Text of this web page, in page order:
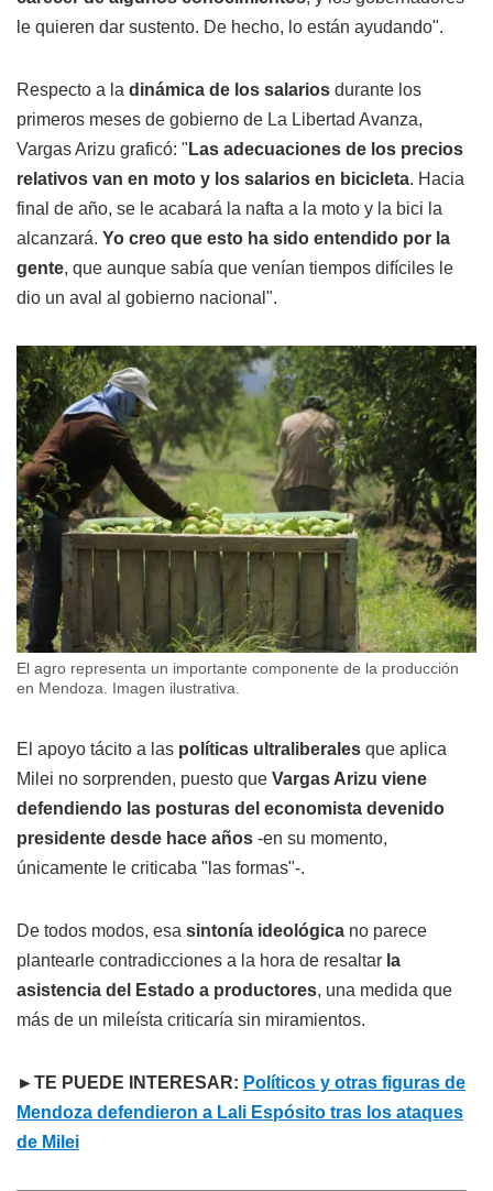
le quieren dar sustento. De hecho, lo están ayudando".
Respecto a la dinámica de los salarios durante los
primeros meses de gobierno de La Libertad Avanza,
Vargas Arizu graficó: " Las adecuaciones de los precios
relativos van en moto y los salarios en bicicleta. Hacia
final de año, se le acabará la nafta a la moto y la bici la
alcanzará. Yo creo que esto ha sido entendido por la
gente, que aunque sabía que venían tiempos difíciles le
dio un aval al gobierno nacional".
El agro representa un importante componente de la producción
en Mendoza. Imagen ilustrativa.
El apoyo tácito a las políticas ultraliberales que aplica
Milei no sorprenden, puesto que Vargas Arizu viene
defendiendo las posturas del economista devenido
presidente desde hace años -en su momento,
únicamente le criticaba "las formas"-.
De todos modos, esa sintonía ideológica no parece
plantearle contradicciones a la hora de resaltar la
asistencia del Estado a productores, una medida que
más de un mileísta criticaría sin miramientos.
►TE PUEDE INTERESAR: Políticos y otras figuras de
Mendoza defendieron a Lali Espósito tras los ataques
de Milei